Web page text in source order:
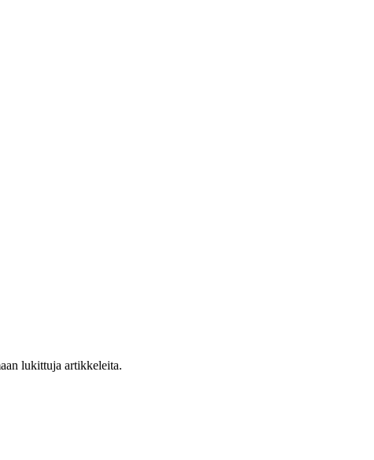
lukittuja artikkeleita.